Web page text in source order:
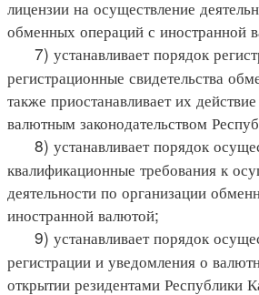
лицензии на осуществление
обменных операций с иностранной
7) устанавливает порядок
регистрационные свидетельства
также приостанавливает их
валютным законодательством
8) устанавливает порядок
квалификационные требования к
деятельности по организации
иностранной валютой;
9) устанавливает порядок
регистрации и уведомления о
открытии резидентами Республики